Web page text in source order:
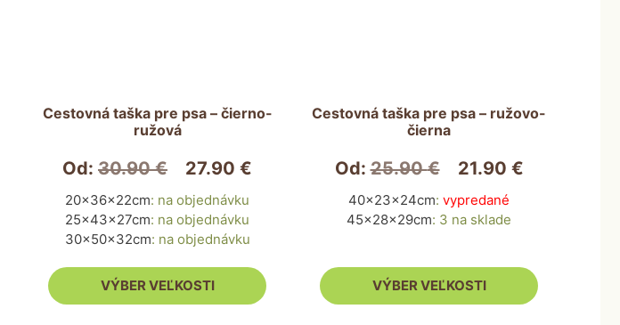
Cestovná taška pre psa – čierno-
ružová
Od: 30.90€ 27.90 €
20x36x22cm: na objednávku
25x43x27cm: na objednávku
30x50x32cm: na objednávku
VÝBER VEĽKOSTI
môžete
stránke
produktu.
Cestovná taška pre psa – ružovo-
čierna
Od:25.90€ 21.90 €
40x23x24cm: vypredané
45x28x29cm: 3 na sklade
VÝBER VEĽKOSTI
môžete
stránke
produktu.